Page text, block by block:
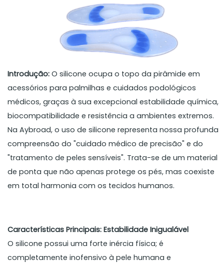
Introdução: O silicone ocupa o topo da pirâmide em
acessórios para palmilhas e cuidados podológicos
médicos, graças à sua excepcional estabilidade química,
biocompatibilidade e resistência a ambientes extremos.
Na Aybroad, o uso de silicone representa nossa profunda
compreensão do "cuidado médico de precisão" e do
"tratamento de peles sensíveis". Trata-se de um material
de ponta que não apenas protege os pés, mas coexiste
em total harmonia com os tecidos humanos.
Características Principais: Estabilidade Inigualável
O silicone possui uma forte inércia física; é
completamente inofensivo à pele humana e